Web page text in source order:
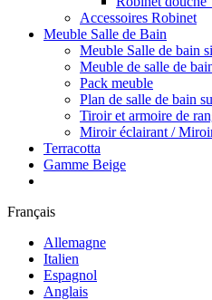
Accessoires Robinet
Meuble Salle de Bain
Meuble Salle de bain
Meuble de salle de
Pack meuble
Plan de salle de bain
Tiroir et armoire de
Miroir éclairant /
Terracotta
Gamme Beige
Français
Allemagne
Italien
Espagnol
Anglais